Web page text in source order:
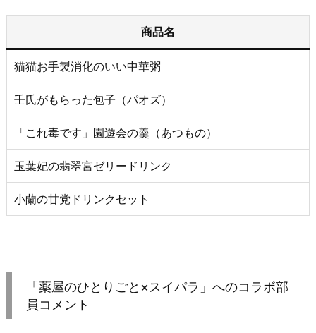
商品名
猫猫お手製消化のいい中華粥
壬氏がもらった包子（パオズ）
「これ毒です」園遊会の羹（あつもの）
玉葉妃の翡翠宮ゼリードリンク
小蘭の甘党ドリンクセット
「薬屋のひとりごと×スイパラ」へのコラボ部
員コメント